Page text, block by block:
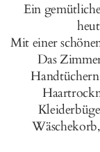
Ein
Mit einer
Das